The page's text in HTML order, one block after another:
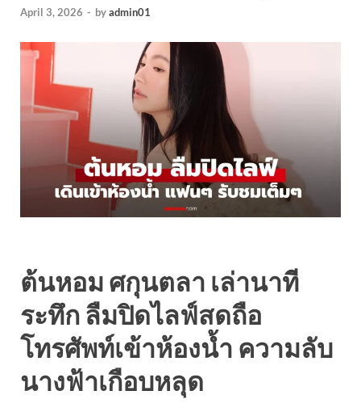
April 3, 2026 - byadmin01
ต้นหอม ศกุนตลา เล่านาที
ระทึก ลืมปิดไลฟ์สดถือ
โทรศัพท์เข้าห้องน้ำ ความลับ
นางฟ้าเกือบหลุด